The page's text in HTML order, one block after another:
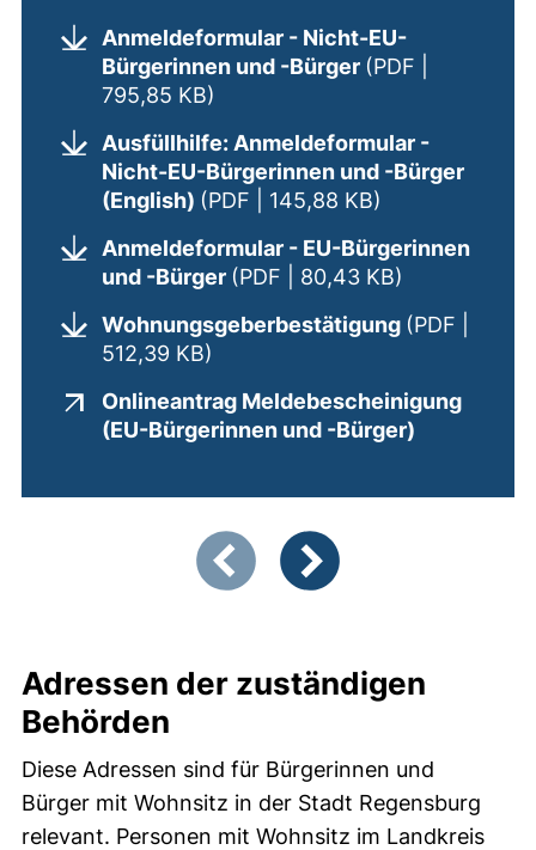
Anmeldeformular - Nicht-EU-
Bürgerinnen und -Bürger (PDF |
795,85 KB)
Ausfüllhilfe: Anmeldeformular -
Nicht-EU-Bürgerinnen und -Bürger
(English) (PDF | 145,88 KB)
Anmeldeformular - EU-Bürgerinnen
und -Bürger (PDF | 80,43 KB)
Wohnungsgeberbestätigung (PDF |
512,39 KB)
Onlineantrag Meldebescheinigung
(EU-Bürgerinnen und -Bürger)
Zeigt Folie 1 von 3
Adressen der Behörden
Adressen der zuständigen
Behörden
Diese Adressen sind für Bürgerinnen und
Bürger mit Wohnsitz in der Stadt Regensburg
relevant. Personen mit Wohnsitz im Landkreis